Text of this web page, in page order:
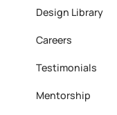
Design Library
Careers
Testimonials
Mentorship